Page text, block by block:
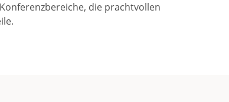
die prachtvollen